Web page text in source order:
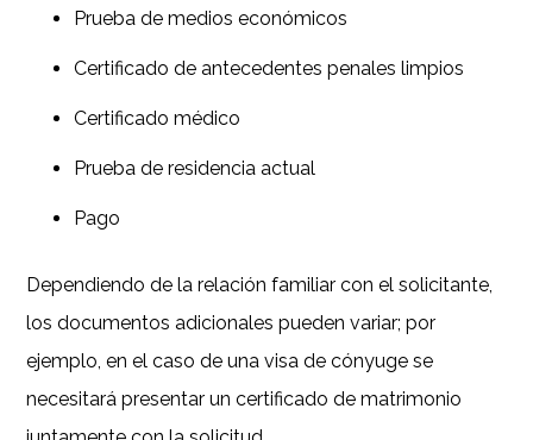
Prueba de medios económicos
Certificado de antecedentes penales limpios
Certificado médico
Prueba de residencia actual
Pago
Dependiendo de la relación familiar con el solicitante,
los documentos adicionales pueden variar; por
ejemplo, en el caso de una visa de cónyuge se
necesitará presentar un certificado de matrimonio